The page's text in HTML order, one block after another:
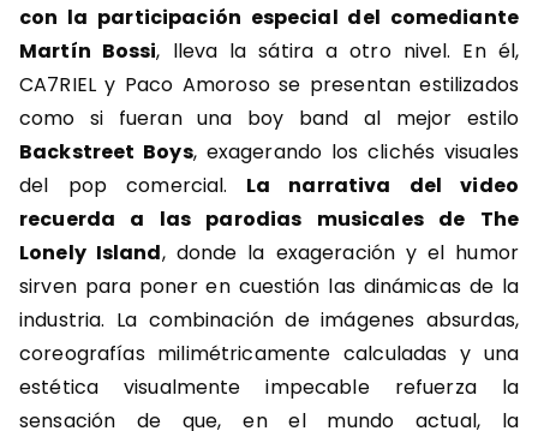
con la participación especial del comediante
Martín Bossi, lleva la sátira a otro nivel. En él,
CA7RIEL y Paco Amoroso se presentan estilizados
como si fueran una boy band al mejor estilo
Backstreet Boys, exagerando los clichés visuales
del pop comercial. La narrativa del video
recuerda a las parodias musicales de The
Lonely Island, donde la exageración y el humor
sirven para poner en cuestión las dinámicas de la
industria. La combinación de imágenes absurdas,
coreografías milimétricamente calculadas y una
estética visualmente impecable refuerza la
sensación de que, en el mundo actual, la